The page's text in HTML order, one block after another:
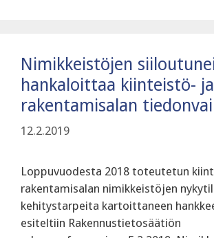
Nimikkeistöjen
hankaloittaa kiinteistö- ja
rakentamisalan
12.2.2019
Loppuvuodesta 2018 toteutetun
rakentamisalan nimikkeistöjen
kehitystarpeita kartoittaneen
esiteltiin Rakennustietosäätiön